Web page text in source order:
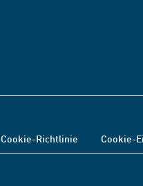
Cookie-Richtlinie Cookie-